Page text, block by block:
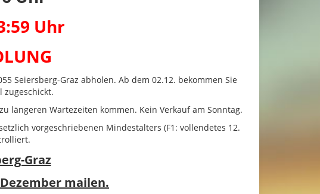
Uhr
Seiersberg-Graz abholen. Ab dem 02.12. bekommen Sie
zugeschickt.
längeren Wartezeiten kommen. Kein Verkauf am Sonntag.
vorgeschriebenen Mindestalters (F1: vollendetes 12.
Graz
mailen.